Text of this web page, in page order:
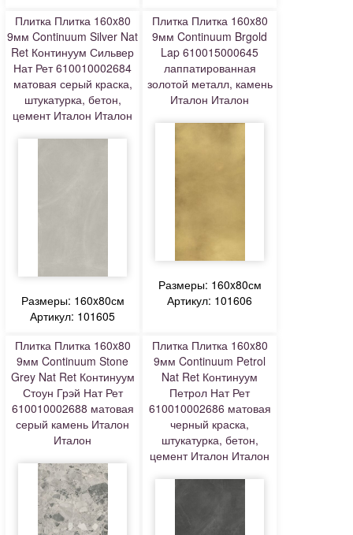
Плитка Плитка 160x80
9мм Continuum Silver Nat
Ret Континуум Сильвер
Нат Рет 610010002684
матовая серый краска,
штукатурка, бетон,
цемент Италон Италон
Размеры: 160x80см
Артикул: 101605
Плитка Плитка 160x80
9мм Continuum Brgold
Lap 610015000645
лаппатированная
золотой металл, камень
Италон Италон
Размеры: 160x80см
Артикул: 101606
Плитка Плитка 160x80
9мм Continuum Stone
Grey Nat Ret Континуум
Стоун Грэй Нат Рет
610010002688 матовая
серый камень Италон
Италон
Плитка Плитка 160x80
9мм Continuum Petrol
Nat Ret Континуум
Петрол Нат Рет
610010002686 матовая
черный краска,
штукатурка, бетон,
цемент Италон Италон